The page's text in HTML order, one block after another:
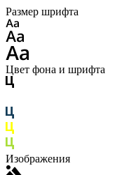
Размер шрифта
Цвет фона и шрифта
Изображения